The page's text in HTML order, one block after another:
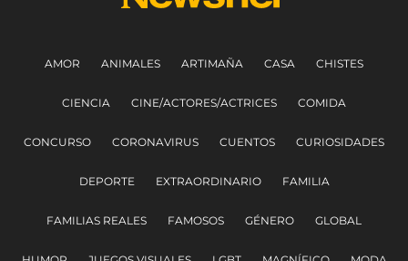
AMOR ANIMALES ARTIMAÑA CASA CHISTES
CIENCIA CINE/ACTORES/ACTRICES COMIDA
CONCURSO CORONAVIRUS CUENTOS CURIOSIDADES
DEPORTE EXTRAORDINARIO FAMILIA
FAMILIAS REALES FAMOSOS GÉNERO GLOBAL